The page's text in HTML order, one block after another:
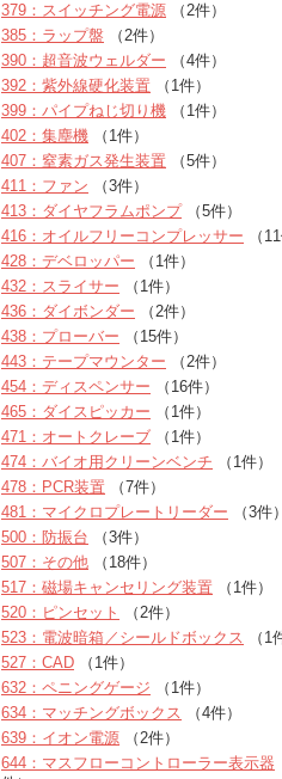
379：スイッチング電源 （2件）
385：ラップ盤 （2件）
390：超音波ウェルダー （4件）
392：紫外線硬化装置 （1件）
399：パイプねじ切り機 （1件）
402：集塵機 （1件）
407：窒素ガス発生装置 （5件）
411：ファン （3件）
413：ダイヤフラムポンプ（5件）
416：オイルフリーコンプレッサー （
428：デベロッパー （1件）
432：スライサー （1件）
436：ダイボンダー （2件）
438：プローバー （15件）
443：テープマウンター （2件）
454：ディスペンサー （16件）
465：ダイスピッカー （1件）
471：オートクレーブ （1件）
474：バイオ用クリーンベンチ （1件）
478：PCR装置 （7件）
481：マイクロプレートリーダー （3件
500：防振台 （3件）
507：その他 （18件）
517：磁場キャンセリング装置 （1件）
520：ピンセット
（2件）
523：電波暗箱／シールドボックス （1
527：CAD （1件）
632：ペニングゲージ （1件）
634：マッチングボックス （4件）
639：イオン電源 （2件）
644：マスフローコントローラー表示器